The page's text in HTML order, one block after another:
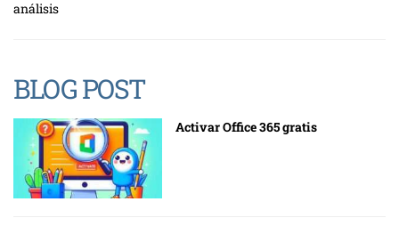
análisis
BLOG POST
Activar Office 365 gratis